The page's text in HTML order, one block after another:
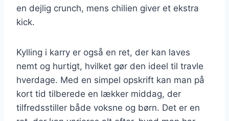
en dejlig crunch, mens chilien giver et ekstra
kick.
Kylling i karry er også en ret, der kan laves
nemt og hurtigt, hvilket gør den ideel til travle
hverdage. Med en simpel opskrift kan man på
kort tid tilberede en lækker middag, der
tilfredsstiller både voksne og børn. Det er en